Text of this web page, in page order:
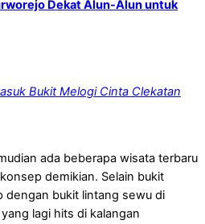
Dekat Alun-Alun untuk
Bukit Melogi Cinta Clekatan
ada beberapa wisata terbaru
demikian. Selain bukit
dengan bukit lintang sewu di
lagi hits di kalangan